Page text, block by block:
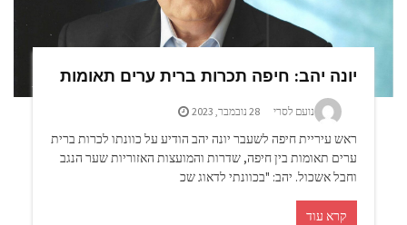
יונה יהב: חיפה תכרות ברית ערים תאומות
נועם לסרי 28 נובמבר, 2023
ראש עיריית חיפה לשעבר יונה יהב הודיע על כוונתו לכרות ברית
ערים תאומות בין חיפה, שדרות והמועצות האזוריות שער הנגב
וחבל אשכול. יהב: "בכוונתי לדאוג שכ
קרא עוד